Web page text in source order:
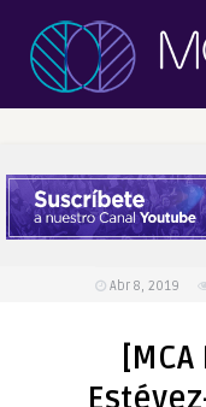
Abr 8, 2019